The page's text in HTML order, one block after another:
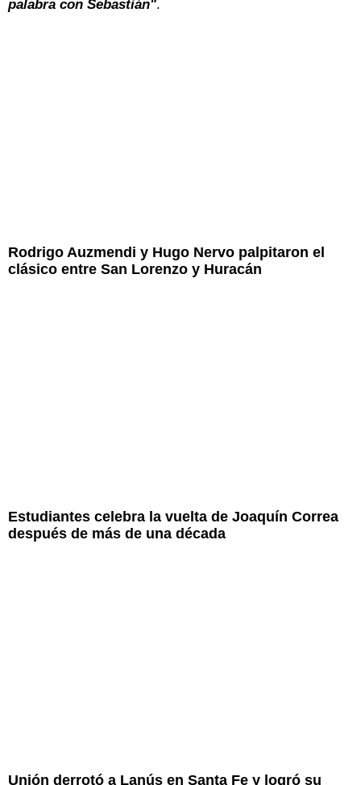
palabra con Sebastián".
Rodrigo Auzmendi y Hugo Nervo palpitaron el
clásico entre San Lorenzo y Huracán
Estudiantes celebra la vuelta de Joaquín Correa
después de más de una década
Unión derrotó a Lanús en Santa Fe y logró su